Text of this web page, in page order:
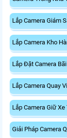
Lắp Camera Giám
Lắp Camera Kho
Lắp Đặt Camera
Lắp Camera Quay
Lắp Camera Giữ
Giải Pháp Camera